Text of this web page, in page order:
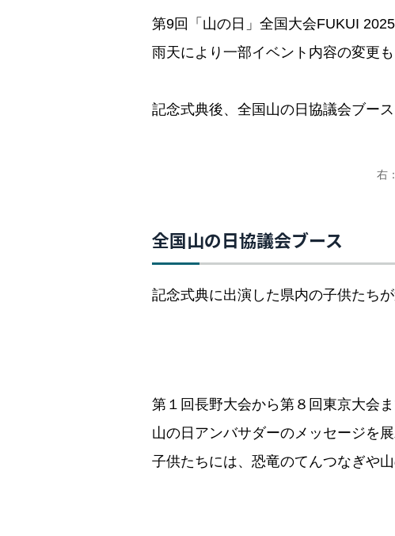
第9回「山の日」全国大会FUKUI
雨天により一部イベント内容の変更
記念式典後、全国山の日協議会ブー
右
全国山の日協議会ブース
記念式典に出演した県内の子供たち
第１回長野大会から第８回東京大会
山の日アンバサダーのメッセージを展
子供たちには、恐竜のてんつなぎや